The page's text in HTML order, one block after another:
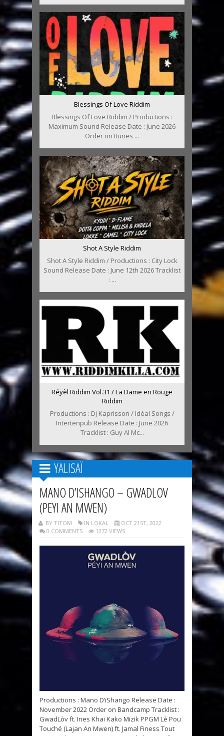
Blessings Of Love Riddim
Blessings Of Love Riddim / Productions :
Maximum Sound Release Date : June 2026
Order on Itunes ...
Shot A Style Riddim
Shot A Style Riddim / Productions : City Lock
Sound Release Date : June 12th 2026 Tracklist
: ...
Réyèl Riddim Vol.31 / La Dame en Rouge
Riddim
Productions : Dj Kaprisson / Idéal Songs /
Intertenpub Release Date : June 2026
Tracklist : Guy Al Mc...
YALISAÏ
MANO D’ISHANGO – GWADLOV
(PEYI AN MWEN)
BY TITOM IN LOKAL
OCT 21ST, 2022
0 COMMENTS
1272 VIEWS
Productions : Mano D’iShango Release Date :
November 2022 Order on Bandcamp Tracklist :
GwadLòv ft. Ines Khai Kako Mizik PPGM Lè Pou
Touché (Lajan An Mwen) ft. Jamal Finess Tout